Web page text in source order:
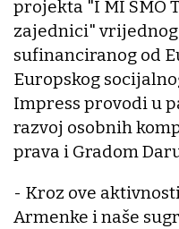
projekta "I MI SMO
zajednici" vrijednog
sufinanciranog od
Europskog
Impress provodi u
razvoj osobnih
prava i Gradom
- Kroz ove
Armenke i naše